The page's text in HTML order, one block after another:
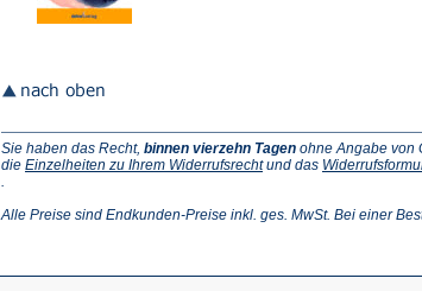
Sie haben das Recht, binnen vierzehn Tagen ohne Angabe von
die Einzelheiten zu Ihrem Widerrufsrecht(Öffnet
neuen
und das
einem
.
Alle Preise sind Endkunden-Preise inkl. ges. MwSt. Bei einer